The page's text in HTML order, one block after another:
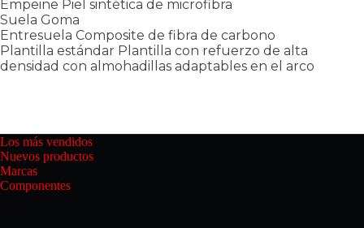
Empeine Piel sintética de microfibra
Suela Goma
Entresuela Composite de fibra de carbono
Plantilla estándar Plantilla con refuerzo de alta
densidad con almohadillas adaptables en el arco
Los más vendidos
Nuevos productos
Marcas
Componentes